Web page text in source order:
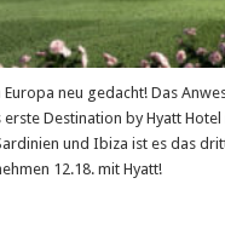
neu gedacht! Das
Destination by Hyatt Hotel
und Ibiza ist es das
12.18. mit Hyatt!